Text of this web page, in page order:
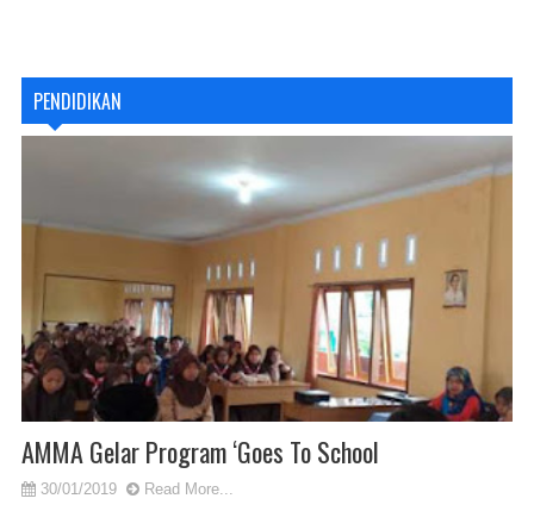
PENDIDIKAN
AMMA Gelar Program ‘Goes To School
30/01/2019 Read More...